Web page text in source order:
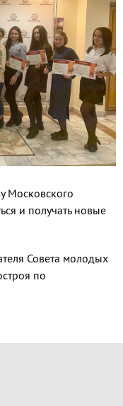
Московского
и получать новые
Совета молодых
по